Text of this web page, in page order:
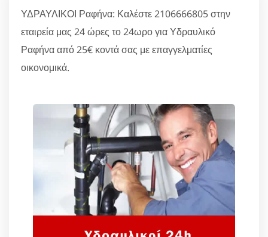
ΥΔΡΑΥΛΙΚΟΙ Ραφήνα: Καλέστε 2106666805 στην
εταιρεία μας 24 ώρες το 24ωρο για Υδραυλικό
Ραφήνα από 25€ κοντά σας με επαγγελματίες
οικονομικά.